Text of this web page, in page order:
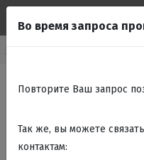
Во время запроса
Повторите Ваш запрос
Так же, вы можете
контактам: